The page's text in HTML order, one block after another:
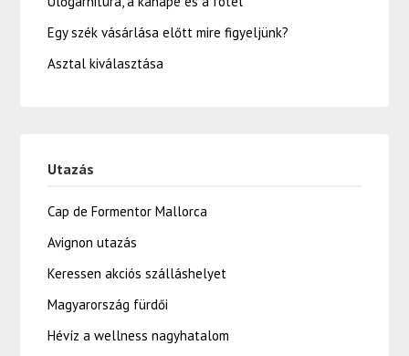
Egy szék vásárlása előtt mire figyeljünk?
Asztal kiválasztása
Utazás
Cap de Formentor Mallorca
Avignon utazás
Keressen akciós szálláshelyet
Magyarország fürdői
Hévíz a wellness nagyhatalom